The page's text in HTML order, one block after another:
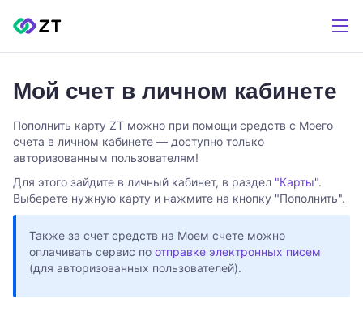
Мой счет в личном кабинете
Пополнить карту ZT можно при помощи средств с Моего
счета в личном кабинете — доступно только
авторизованным пользователям!
Для этого зайдите в личный кабинет, в раздел "Карты".
Выберете нужную карту и нажмите на кнопку "Пополнить".
Также за счет средств на Моем счете можно
оплачивать сервис по отправке электронных писем
(для авторизованных пользователей).